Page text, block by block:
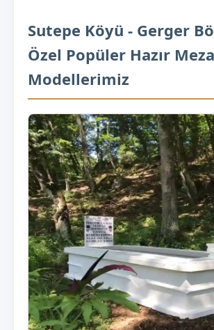
Sutepe Köyü - Gerger
Özel Popüler Hazır
Modellerimiz